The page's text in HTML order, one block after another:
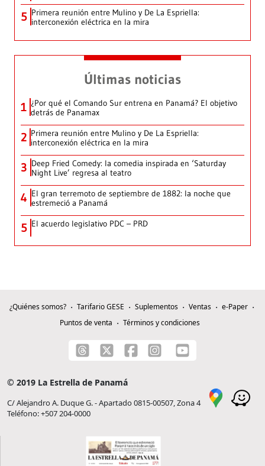
5 Primera reunión entre Mulino y De La Espriella:
interconexión eléctrica en la mira
Últimas noticias
1 ¿Por qué el Comando Sur entrena en Panamá? El objetivo
detrás de Panamax
2 Primera reunión entre Mulino y De La Espriella:
interconexión eléctrica en la mira
3 Deep Fried Comedy: la comedia inspirada en ‘Saturday
Night Live’ regresa al teatro
4 El gran terremoto de septiembre de 1882: la noche que
estremeció a Panamá
5 El acuerdo legislativo PDC – PRD
¿Quiénes somos? Tarifario GESE Suplementos Ventas
e-Paper
Puntos de venta
Términos y condiciones
© 2019 La Estrella de Panamá
C/ Alejandro A. Duque G. - Apartado 0815-00507, Zona 4
Teléfono: +507 204-0000